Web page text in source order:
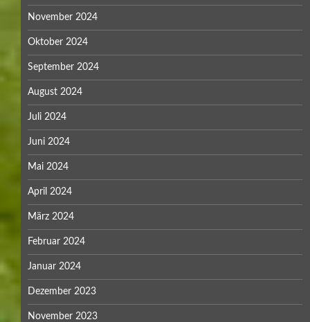
November 2024
Oktober 2024
September 2024
August 2024
Juli 2024
Juni 2024
Mai 2024
April 2024
März 2024
Februar 2024
Januar 2024
Dezember 2023
November 2023